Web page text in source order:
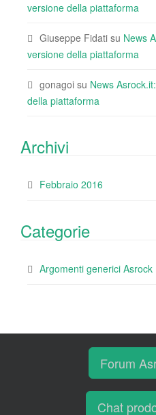
versione della piattaforma
Giuseppe Fidati su News
versione della piattaforma
gonagoi su News
della piattaforma
Archivi
Febbraio 2016
Categorie
Argomenti generici Asrock
Forum
Chat